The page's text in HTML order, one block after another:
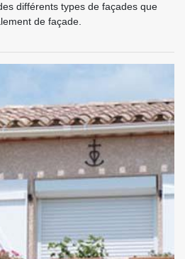
différents types de façades que
de façade.